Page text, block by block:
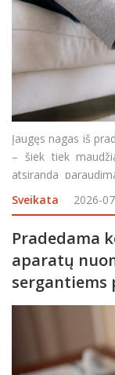
Įaugęs nagas iš
– šiek tiek
atsiranda
ypač jei nagas ir
įaugęs nagas
Sveikata 2026-
Pradedama
aparatų
sergantiems